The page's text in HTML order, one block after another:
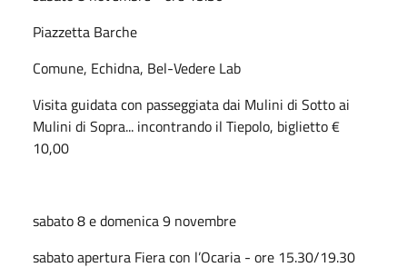
Piazzetta Barche
Comune, Echidna, Bel-Vedere Lab
Visita guidata con passeggiata dai Mulini di Sotto ai
Mulini di Sopra... incontrando il Tiepolo, biglietto €
10,00
sabato 8 e domenica 9 novembre
sabato apertura Fiera con l’Ocaria - ore 15.30/19.30